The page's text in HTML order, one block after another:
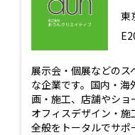
東
展示会・個展などの
な企業です。国内・
画・施工、店舗やショ
オフィスデザイン・施
全般をトータルでサポ